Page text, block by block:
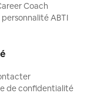
Coach
ABTI
de confidentialité